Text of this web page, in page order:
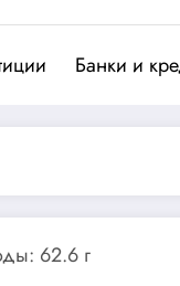
Банки и
62.6 г